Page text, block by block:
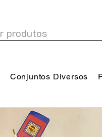
Conjuntos Diversos